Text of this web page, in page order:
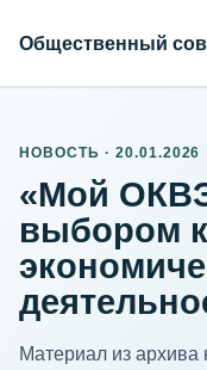
Общественный
НОВОСТЬ · 20.01.2026
«Мой
выбором
Материал из